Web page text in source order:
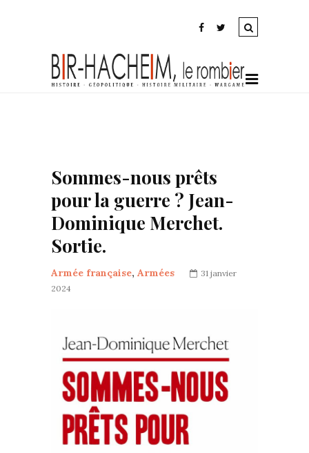
Sommes-nous prêts
pour la guerre ? Jean-
Dominique Merchet.
Sortie.
Armée française, Armées
31 janvier
2024